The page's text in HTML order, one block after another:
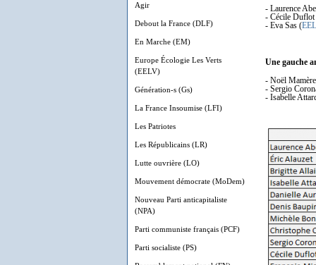
Agir
Debout la France (DLF)
En Marche (EM)
Europe Écologie Les Verts
(EELV)
Génération-s (Gs)
La France Insoumise (LFI)
Les Patriotes
Les Républicains (LR)
Lutte ouvrière (LO)
Mouvement démocrate (MoDem)
Nouveau Parti anticapitaliste
(NPA)
Parti communiste français (PCF)
Parti socialiste (PS)
- Laurence
- Cécile Duflot
- Eva Sas (
Une gauche
- Noël
- Sergio
- Isabelle